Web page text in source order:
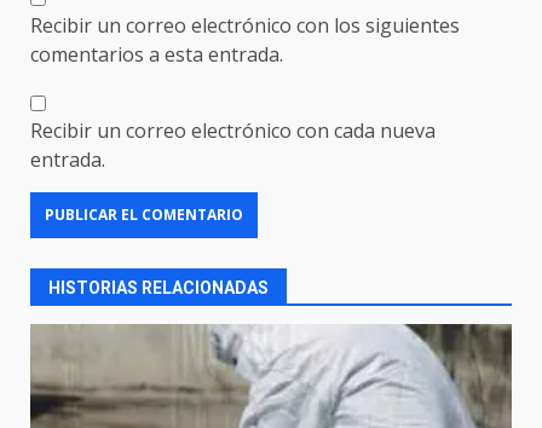
Recibir un correo electrónico con los siguientes
comentarios a esta entrada.
Recibir un correo electrónico con cada nueva
entrada.
HISTORIAS RELACIONADAS